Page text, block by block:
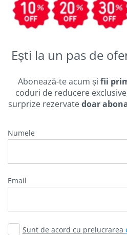
Ești la un pas de
Abonează-te acum și fii
coduri de reducere
surprize rezervatedoar
Numele
email
Sunt de acord cu prelucrarea